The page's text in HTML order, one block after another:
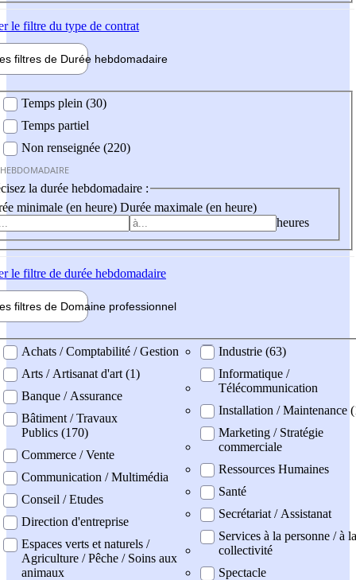
le filtre du type de contrat
filtres de Durée hebdomadaire
Temps plein (30)
Temps partiel
Non renseignée (220)
la durée hebdomadaire :
minimale (en heure) Durée maximale (en heure)
heures
le filtre de durée hebdomadaire
filtres de Domaine professionnel
professionel
Achats / Comptabilité / Gestion
Arts / Artisanat d'art (1)
Banque / Assurance
Bâtiment / Travaux
Publics (170)
Commerce / Vente
Communication / Multimédia
Conseil / Etudes
Direction d'entreprise
Espaces verts et naturels /
Agriculture / Pêche / Soins aux
animaux
Industrie (63)
Informatique /
Télécommunication
Installation / Maintenance
Marketing / Stratégie
commerciale
Ressources Humaines
Santé
Secrétariat / Assistanat
Services à la personne / à la
collectivité
Spectacle